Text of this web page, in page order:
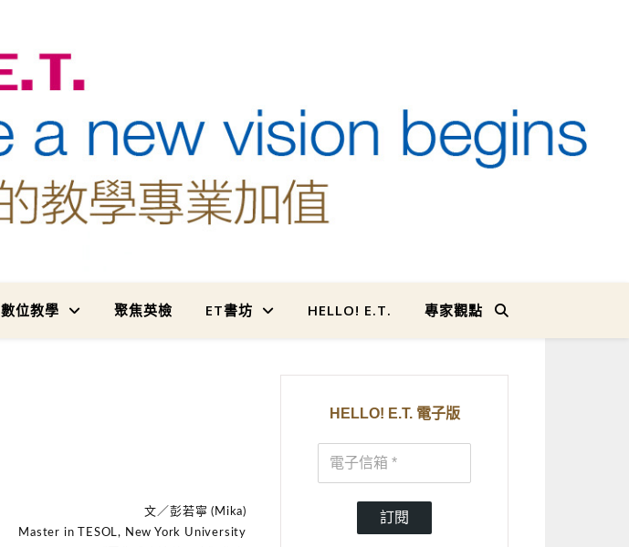
數位教學 聚焦英檢 ET書坊 HELLO! E.T. 專家觀點
文／彭若寧 (Mika)
Master in TESOL, New York University
HELLO! E.T. 電子版
訂閱